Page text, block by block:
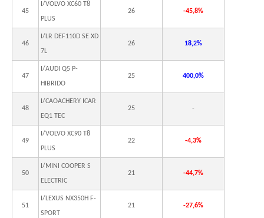
45
I/VOLVO XC60 T8
PLUS
26 -45,8%
46
I/LR DEF110D SE XD
7L
26 18,2%
47
I/AUDI Q5 P-
HIBRIDO
25 400,0%
48
I/CAOACHERY ICAR
EQ1 TEC
25 -
49
I/VOLVO XC90 T8
PLUS
22 -4,3%
50
I/MINI COOPER S
ELECTRIC
21 -44,7%
51
I/LEXUS NX350H F-
SPORT
21 -27,6%